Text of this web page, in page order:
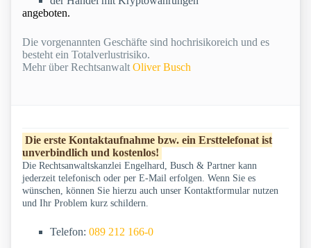
angeboten.
Die vorgenannten Geschäfte sind hochrisikoreich und es
besteht ein Totalverlustrisiko.
Mehr über Rechtsanwalt Oliver Busch
Die erste Kontaktaufnahme bzw. ein Ersttelefonat ist
unverbindlich und kostenlos!
Die Rechtsanwaltskanzlei Engelhard, Busch & Partner kann
jederzeit telefonisch oder per E-Mail erfolgen. Wenn Sie es
wünschen, können Sie hierzu auch unser Kontaktformular nutzen
und Ihr Problem kurz schildern.
Telefon: 089 212 166-0